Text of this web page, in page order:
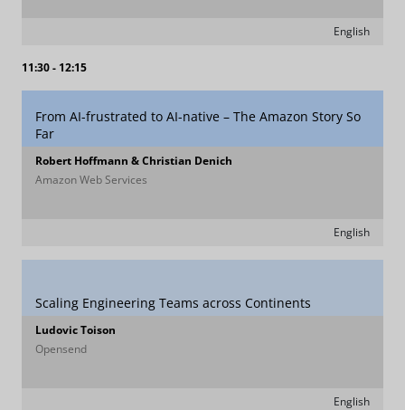
English
11:30 - 12:15
From AI-frustrated to AI-native – The Amazon Story So
Far
Robert Hoffmann & Christian Denich
Amazon Web Services
English
Scaling Engineering Teams across Continents
Ludovic Toison
Opensend
English